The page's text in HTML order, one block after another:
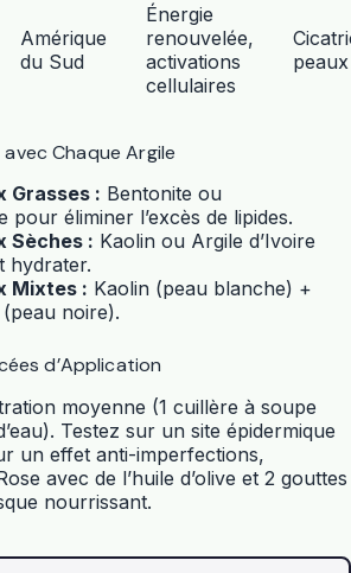
Amérique
du Sud
Énergie
renouvelée,
activations
cellulaires
Chaque Argile
Grasses : Bentonite ou
pour éliminer l’excès de lipides.
Sèches : Kaolin ou Argile d’Ivoire
hydrater.
Mixtes : Kaolin (peau blanche) +
noire).
d’Application
moyenne (1 cuillère à soupe
Testez sur un site épidermique
un effet anti-imperfections,
avec de l’huile d’olive et 2 gouttes
nourrissant.